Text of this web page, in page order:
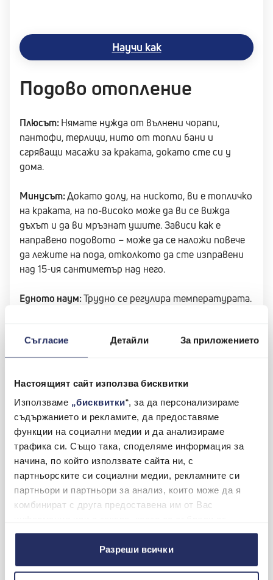
Съгласие Детайли За приложението
Настоящият сайт използва бисквитки
Използваме „бисквитки“, за да персонализираме
съдържанието и рекламите, да предоставяме
функции на социални медии и да анализираме
трафика си. Също така, споделяме информация за
начина, по който използвате сайта ни, с
партньорските си социални медии, рекламните си
партньори и партньори за анализ, които може да я
комбинират с друга предоставена им от Вас
ползването от Ваша страна на услугите им.
Разреши всички
Научи как
Подово отопление
Плюсът:Нямате нужда от вълнени чорапи,
пантофи, терлици, нито от топли бани и
сгряващи масажи за краката, докато сте си у
дома.
Минусът:Докато долу, на ниското, ви е топличко
на краката, на по-високо може да ви се вижда
дъхът и да ви мръзнат ушите. Зависи как е
направено подовото – може да се наложи повече
да лежите на пода, отколкото да сте изправени
над 15-ия сантиметър над него.
Едното наум:Трудно се регулира температурата.
портфейла.
Други уреди на ток:
духалка, конвекторна,
маслен радиатор, лира,
класически калорифер и
т.н.
Местиш си уреда из стаите/стаята (ако
не е стенен), за да те топли най-добре и приятно.